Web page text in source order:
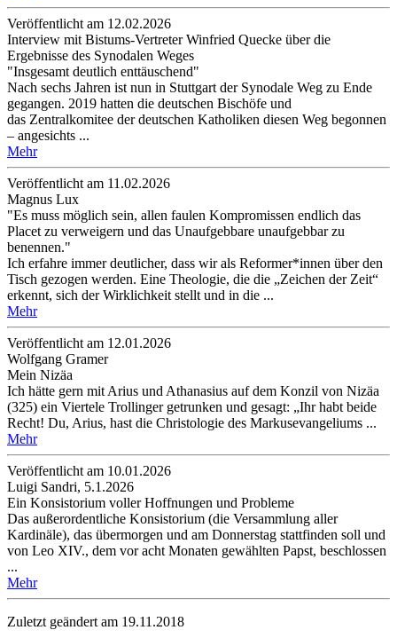
Veröffentlicht am 12­.02.2026
Interview mit Bistums-Vertreter Winfried Quecke über die
Ergebnisse des Synodalen Weges
"Insgesamt deutlich enttäuschend"
Nach sechs Jahren ist nun in Stuttgart der Synodale Weg zu Ende
gegangen. 2019 hatten die deutschen Bischöfe und
das Zentralkomitee der deutschen Katholiken diesen Weg begonnen
– angesichts ...
Mehr
Veröffentlicht am 11­.02.2026
Magnus Lux
"Es muss möglich sein, allen faulen Kompromissen endlich das
Placet zu verweigern und das Unaufgebbare unaufgebbar zu
benennen."
Ich erfahre immer deutlicher, dass wir als Reformer*innen über den
Tisch gezogen werden. Eine Theologie, die die „Zeichen der Zeit“
erkennt, sich der Wirklichkeit stellt und in die ...
Mehr
Veröffentlicht am 12­.01.2026
Wolfgang Gramer
Mein Nizäa
Ich hätte gern mit Arius und Athanasius auf dem Konzil von Nizäa
(325) ein Viertele Trollinger getrunken und gesagt: „Ihr habt beide
Recht! Du, Arius, hast die Christologie des Markusevangeliums ...
Mehr
Veröffentlicht am 10­.01.2026
Luigi Sandri, 5.1.2026
Ein Konsistorium voller Hoffnungen und Probleme
Das außerordentliche Konsistorium (die Versammlung aller
Kardinäle), das übermorgen und am Donnerstag stattfinden soll und
von Leo XIV., dem vor acht Monaten gewählten Papst, beschlossen
...
Mehr
Zuletzt geändert am 19­.11.2018